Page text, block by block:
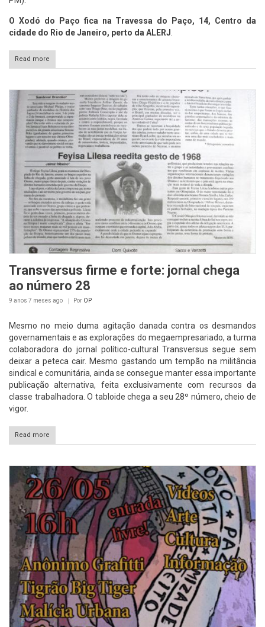
O Xodó do Paço fica na Travessa do Paço, 14, Centro da
cidade do Rio de Janeiro, perto da ALERJ
Read more
Transversus firme e forte: jornal chega
ao número 28
9 anos 7 meses ago Por OP
Mesmo no meio duma agitação danada contra os desmandos
governamentais e as explorações do megaempresariado, a turma
colaboradora do jornal político-cultural Transversus segue sem
deixar a peteca cair. Mesmo gastando um tempão na militância
sindical e comunitária, ainda se consegue manter essa importante
publicação alternativa, feita exclusivamente com recursos da
classe trabalhadora. O tabloide chega a seu 28º número, cheio de
vigor.
Read more